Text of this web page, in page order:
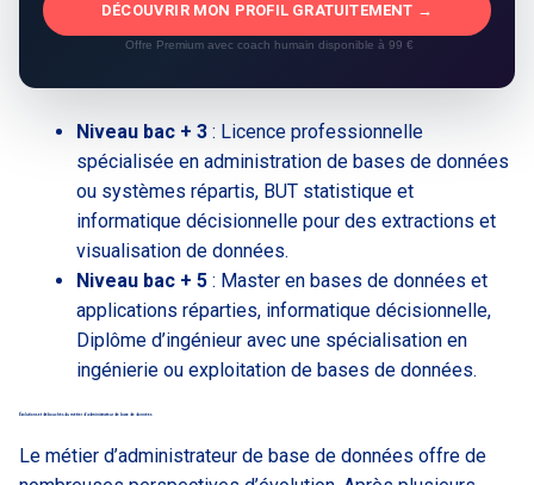
DÉCOUVRIR MON PROFIL GRATUITEMENT →
Offre Premium avec coach humain disponible à 99 €
Niveau bac + 3 : Licence professionnelle
spécialisée en administration de bases de données
ou systèmes répartis, BUT statistique et
informatique décisionnelle pour des extractions et
visualisation de données.
Niveau bac + 5 : Master en bases de données et
applications réparties, informatique décisionnelle,
Diplôme d’ingénieur avec une spécialisation en
ingénierie ou exploitation de bases de données.
Évolutions et débouchés du métier d’administrateur de base de données
Le métier d’administrateur de base de données offre de